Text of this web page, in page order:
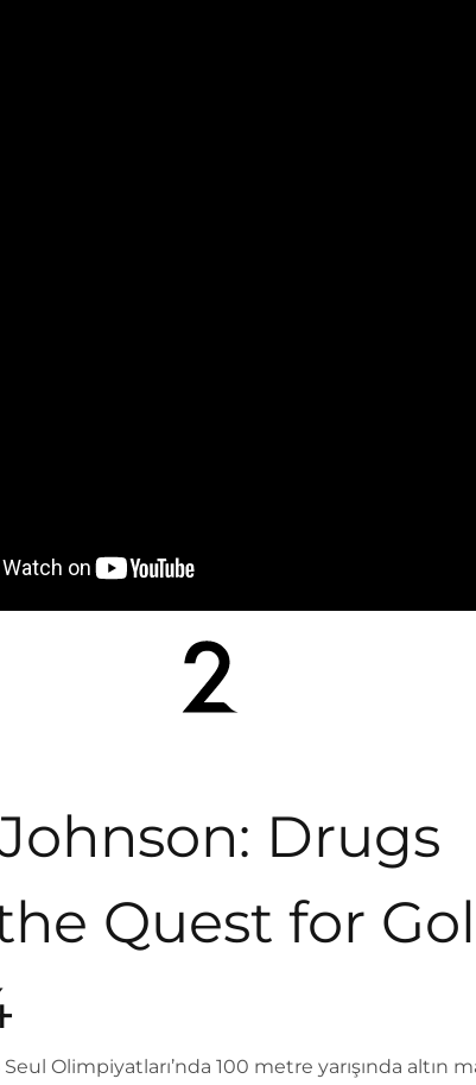
Drugs
Quest for
Olimpiyatları’nda 100 metre yarışında altın